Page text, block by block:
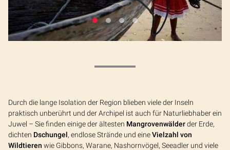
Durch die lange Isolation der Region blieben viele der Inseln
praktisch unberührt und der Archipel ist auch für Naturliebhaber ein
Juwel – Sie finden einige der ältesten Mangrovenwälderder Erde,
dichten Dschungel, endlose Strände und eineVielzahl von
Wildtieren wie Gibbons, Warane, Nashornvögel, Seeadler und viele